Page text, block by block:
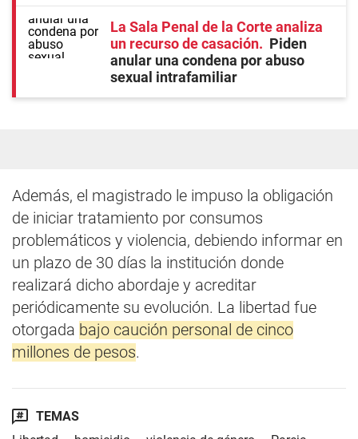
La Sala Penal de la Corte analiza
un recurso de casación
Piden
anular una condena por abuso
sexual intrafamiliar
Además, el magistrado le impuso la obligación
de iniciar tratamiento por consumos
problemáticos y violencia, debiendo informar en
un plazo de 30 días la institución donde
realizará dicho abordaje y acreditar
periódicamente su evolución. La libertad fue
otorgada bajo caución personal de cinco
millones de pesos.
TEMAS